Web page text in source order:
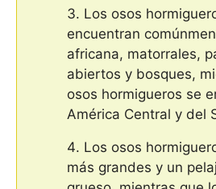
Los osos
encuentran
africana, matorrales,
abiertos y bosques,
osos hormigueros se
América Central y del
Los osos
más grandes y un